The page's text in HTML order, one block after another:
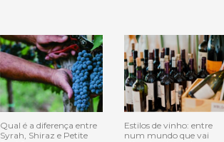
Qual é a diferença entre
Syrah, Shiraz e Petite
Estilos de vinho: entre
num mundo que vai